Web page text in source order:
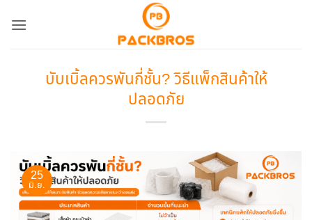
บับเบิ้ลควรพันกี่ชั้น? วิธีแพ็กสินค้าให้
ปลอดภัย
25
มิ.ย.